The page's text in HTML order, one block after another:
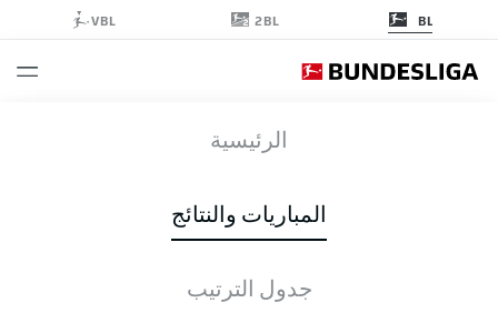
BL
2BL
VBL
الرئيسية
المباريات والنتائج
جدول الترتيبالأخبار التشكيلات الإحصائيات